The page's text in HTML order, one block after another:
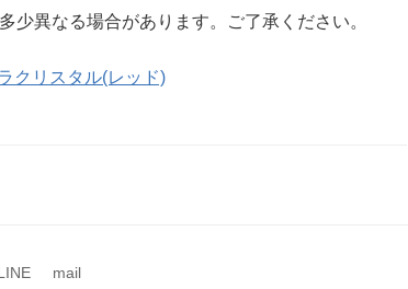
少異なる場合があります。ご了承ください。
クリスタル(レッド)
mail